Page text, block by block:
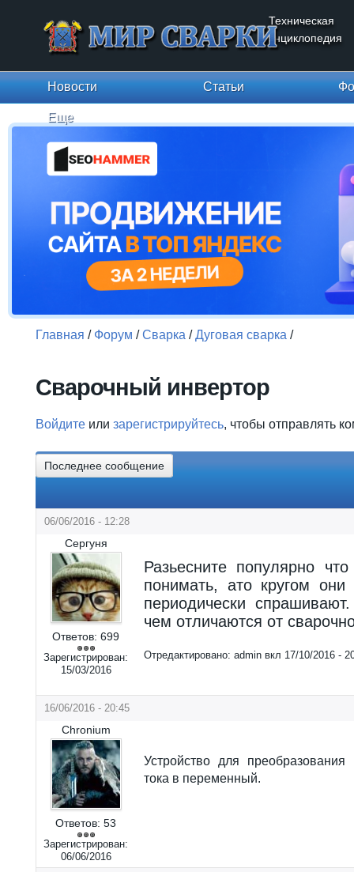
Техническая
энциклопедия
Новости Статьи
Еще
Главная / Форум /Сварка /Дуговая сварка /
Сварочный инвертор
Войдите или зарегистрируйтесь, чтобы отправлять
Последнее сообщение
06/06/2016 - 12:28
Сергуня
Ответов: 699
Зарегистрирован:
15/03/2016
Разьесните популярно
понимать, ато кругом
периодически
чем отличаются от
Отредактировано: adminвкл 17/10/2016 -
16/06/2016 - 20:45
Chronium
Ответов: 53
Зарегистрирован:
06/06/2016
Устройство для преобразования
тока в переменный.